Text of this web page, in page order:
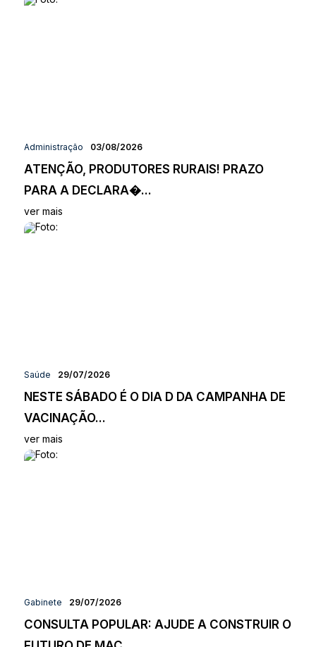
Administração 03/08/2026
ATENÇÃO, PRODUTORES RURAIS! PRAZO
PARA A DECLARA�...
ver mais
Saúde 29/07/2026
NESTE SÁBADO É O DIA D DA CAMPANHA DE
VACINAÇÃO...
ver mais
Gabinete 29/07/2026
CONSULTA POPULAR: AJUDE A CONSTRUIR O